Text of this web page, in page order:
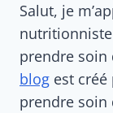
Salut, je
prendre soin
blog est
prendre soin